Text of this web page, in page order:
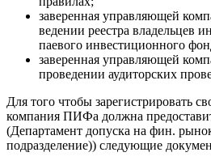
заверенная управляющей
ведении реестра владельцев
паевого инвестиционного
заверенная управляющей
проведении аудиторских
Для того чтобы зарегистрировать
компания ПИФа должна
(Департамент допуска на фин.
подразделение)) следующие